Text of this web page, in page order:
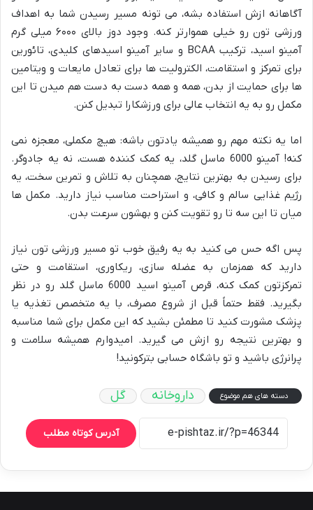
آگاهانه ازش استفاده بشه، می تونه مسیر رسیدن شما به اهداف
ورزشی تون رو خیلی هموارتر کنه. وجود دوز بالای ۶۰۰۰ میلی گرم
آمینو اسید، ترکیب BCAA و سایر آمینو اسیدهای کلیدی، تائورین
برای تمرکز و استقامت، الکترولیت ها برای تعادل مایعات و ویتامین
ها برای حمایت از بدن، همه و همه دست به دست هم میدن تا این
مکمل رو به یه انتخاب عالی برای ورزشکارا تبدیل کنن.
اما یه نکته مهم رو همیشه یادتون باشه: هیچ مکملی، معجزه نمی
کنه! آمینو 6000 ماسل گلد، یه کمک کننده هست، نه یه جادوگر.
برای رسیدن به بهترین نتایج، همچنان به تلاش و تمرین سخت، یه
رژیم غذایی سالم و کافی، و استراحت مناسب نیاز دارید. مکمل ها
میان تا این سه تا رو تقویت کنن و بهشون سرعت بدن.
پس اگه حس می کنید به یه رفیق خوب تو مسیر ورزشی تون نیاز
دارید که همزمان به عضله سازی، ریکاوری، استقامت و حتی
تمرکزتون کمک کنه، قرص آمینو اسید 6000 ماسل گلد رو در نظر
بگیرید. فقط حتماً قبل از شروع مصرف، با یه متخصص تغذیه یا
پزشک مشورت کنید تا مطمئن بشید که این مکمل برای شما مناسبه
و بهترین نتیجه رو ازش می گیرید. امیدوارم همیشه سلامت و
پرانرژی باشید و تو باشگاه حسابی بترکونید!
دسته های هم موضوع داروخانه گل
آدرس کوتاه مطلب